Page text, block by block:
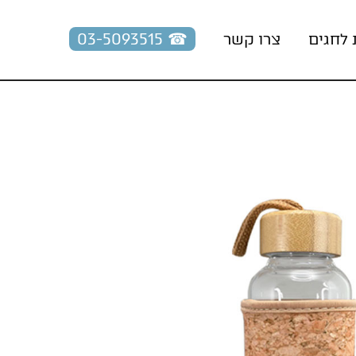
לחגים צרו קשר ☎︎ 03-5093515